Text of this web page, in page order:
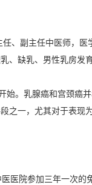
、副主任中医师，
、缺乳、男性乳房
始。乳腺癌和宫颈
之一，尤其对于表现
医院参加三年一次